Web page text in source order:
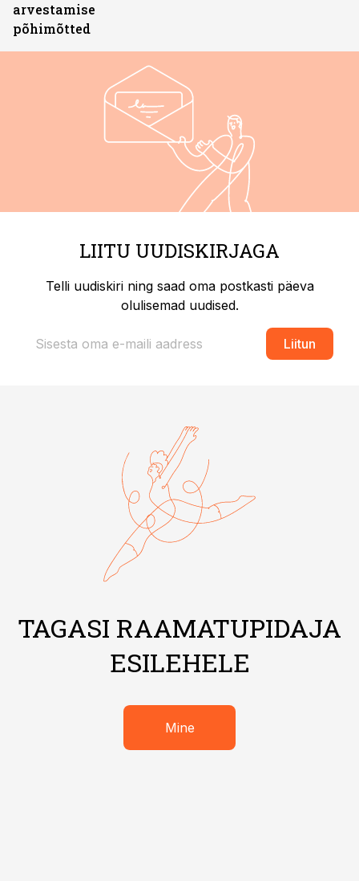
arvestamise
põhimõtted
LIITU UUDISKIRJAGA
Telli uudiskiri ning saad oma postkasti päeva
olulisemad uudised.
Liitun
TAGASI RAAMATUPIDAJA
ESILEHELE
Mine